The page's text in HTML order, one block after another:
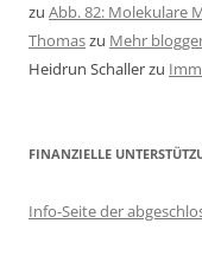
zu Abb. 82: Molekulare
Thomaszu Mehr
Heidrun Schallerzu
FINANZIELLE
Info-Seite der